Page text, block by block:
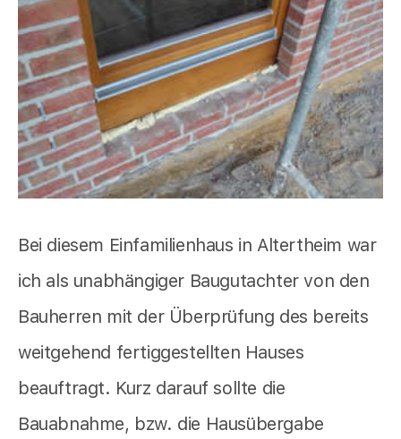
Bei diesem Einfamilienhaus in Altertheim war
ich als unabhängiger Baugutachter von den
Bauherren mit der Überprüfung des bereits
weitgehend fertiggestellten Hauses
beauftragt. Kurz darauf sollte die
Bauabnahme, bzw. die Hausübergabe